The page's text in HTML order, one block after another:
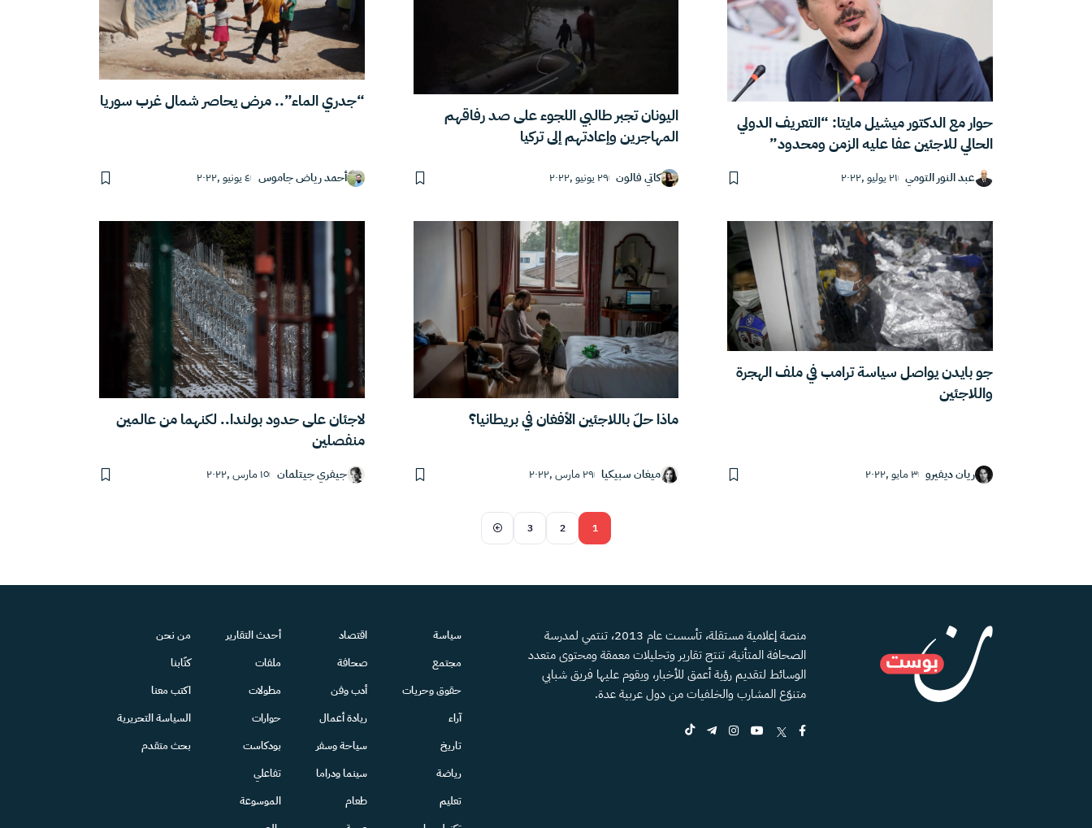
حوار مع الدكتور ميشيل مايتا: “التعريف الدولي
الحالي للاجئين عفا عليه الزمن ومحدود”
عبد النور التومي ٢١ يوليو ,٢٠٢٢
اليونان تجبر طالبي اللجوء على صد رفاقهم
المهاجرين وإعادتهم إلى تركيا
كاتي فالون ٢٩ يونيو ,٢٠٢٢
“جدري الماء”.. مرض يحاصر شمال غرب سوريا
أحمد رياض جاموس ٤ يونيو ,٢٠٢٢
جو بايدن يواصل سياسة ترامب في ملف الهجرة
واللاجئين
ريان ديفيرو ٣ مايو ,٢٠٢٢
ماذا حلّ باللاجئين الأفغان في بريطانيا؟
ميغان سبيكيا ٢٩ مارس ,٢٠٢٢
لاجئان على حدود بولندا.. لكنهما من عالمين
منفصلين
جيفري جيتلمان ١٥ مارس ,٢٠٢٢
1
2
3
منصة إعلامية مستقلة، تأسست عام 2013، تنتمي لمدرسة
الصحافة المتأنية، تنتج تقارير وتحليلات معمقة ومحتوى متعدد
الوسائط لتقديم رؤية أعمق للأخبار، ويقوم عليها فريق شبابي
متنوّع المشارب والخلفيات من دول عربية عدة.
سياسة
مجتمع
حقوق وحريات
آراء
تاريخ
رياضة
تعليم
اقتصاد
صحافة
أدب وفن
ريادة أعمال
سياحة وسفر
سينما ودراما
طعام
أحدث التقارير
ملفات
مطولات
حوارات
بودكاست
تفاعلي
الموسوعة
من نحن
كتّابنا
اكتب معنا
السياسة التحريرية
بحث متقدم